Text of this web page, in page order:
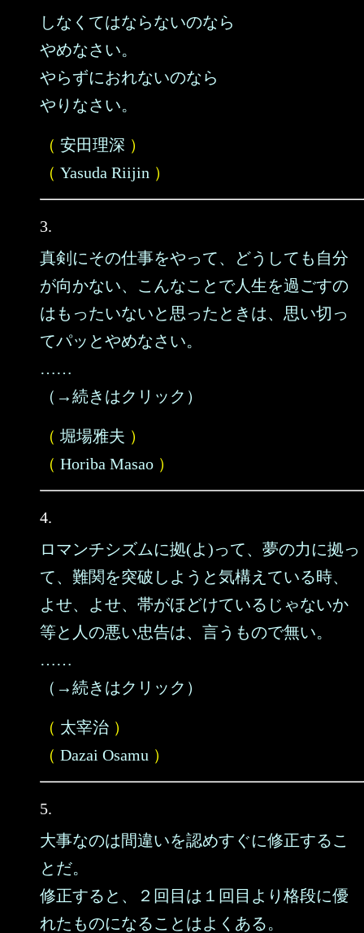
しなくてはならないのなら
やめなさい。
やらずにおれないのなら
やりなさい。
（ 安田理深 ）
（ Yasuda Riijin ）
3.
真剣にその仕事をやって、どうしても自分
が向かない、こんなことで人生を過ごすの
はもったいないと思ったときは、思い切っ
てパッとやめなさい。
……
（→続きはクリック）
（ 堀場雅夫 ）
（ Horiba Masao ）
4.
ロマンチシズムに拠(よ)って、夢の力に拠っ
て、難関を突破しようと気構えている時、
よせ、よせ、帯がほどけているじゃないか
等と人の悪い忠告は、言うもので無い。
……
（→続きはクリック）
（ 太宰治 ）
（ Dazai Osamu ）
5.
大事なのは間違いを認めすぐに修正するこ
とだ。
修正すると、２回目は１回目より格段に優
れたものになることはよくある。